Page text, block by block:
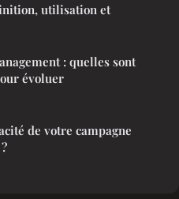
utilisation et
: quelles sont
évoluer
de votre campagne